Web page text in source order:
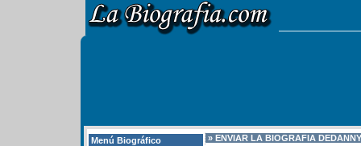
Menú Biográfico
» ENVIAR LA BIOGRAFIA DE